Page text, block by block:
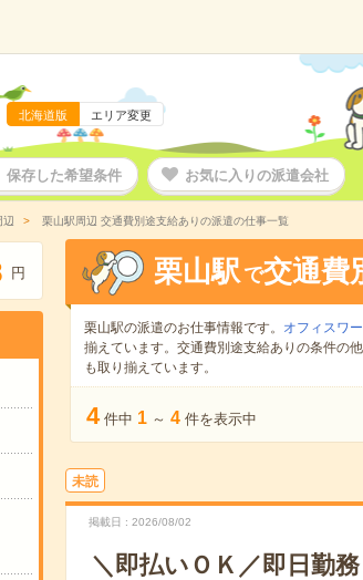
北海道版 エリア変更
保存した希望条件 お気に入りの派遣会社
辺 栗山駅周辺 交通費別途支給ありの派遣の仕事一覧
円 栗山駅 で交通費
栗山駅の派遣のお仕事情報です。 オフィスワ
揃えています。交通費別途支給ありの条件の他
も取り揃えています。
4 件中 1 ～ 4 件を表示中
未読
掲載日 2026/08/02
＼即払いＯＫ／即日勤